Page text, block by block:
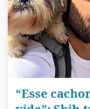
“Esse